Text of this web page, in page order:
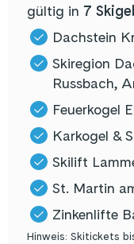
gültig in 7
Dachstein
Skiregion
Russbach,
Feuerkogel
Karkogel &
Skilift
St. Martin
Zinkenlifte
Hinweis: Skitickets